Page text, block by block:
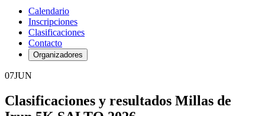
Calendario
Inscripciones
Clasificaciones
Contacto
Organizadores
07JUN
Clasificaciones y resultados Millas de